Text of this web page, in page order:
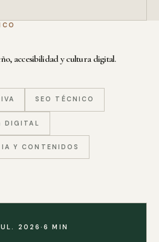
accesibilidad y cultura digital.
SEO TÉCNICO
DIGITAL
IA Y CONTENIDOS
2026·6 MIN